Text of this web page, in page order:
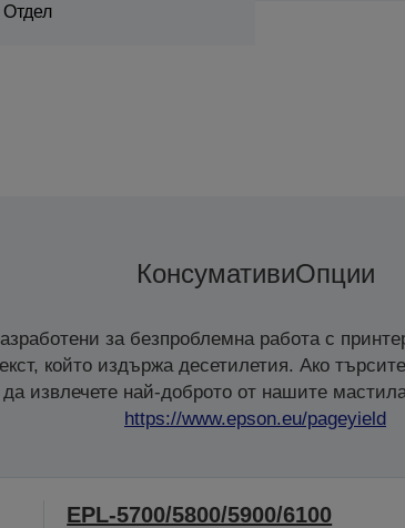
Отдел
КонсумативиОпции
за безпроблемна работа с
който издържа десетилетия. Ако
да извлечете най-доброто от нашите
https://www.epson.eu/pageyield
EPL-5700/5800/5900/6100